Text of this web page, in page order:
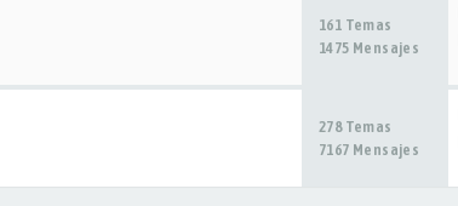
161 Temas
1475 Mensajes
278 Temas
7167 Mensajes